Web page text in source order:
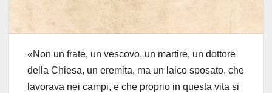
«Non un frate, un vescovo, un martire, un dottore
della Chiesa, un eremita, ma un laico sposato, che
lavorava nei campi, e che proprio in questa vita si